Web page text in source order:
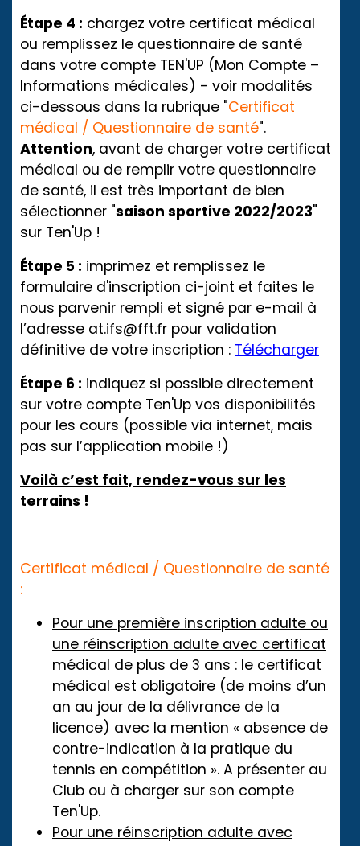
Étape 4 : chargez votre certificat médical
ou remplissez le questionnaire de santé
dans votre compte TEN'UP (Mon Compte –
Informations médicales) - voir modalités
ci-dessous dans la rubrique "Certificat
médical / Questionnaire de santé".
Attention, avant de charger votre certificat
médical ou de remplir votre questionnaire
de santé, il est très important de bien
sélectionner "saison sportive 2022/2023"
sur Ten'Up !
Étape 5 : imprimez et remplissez le
formulaire d'inscription ci-joint et faites le
nous parvenir rempli et signé par e-mail à
l’adresse at.ifs@fft.fr pour validation
définitive de votre inscription : Télécharger
Étape 6 : indiquez si possible directement
sur votre compte Ten'Up vos disponibilités
pour les cours (possible via internet, mais
pas sur l’application mobile !)
Voilà c’est fait, rendez-vous sur les
terrains !
Certificat médical / Questionnaire de santé
:
Pour une première inscription adulte ou
une réinscription adulte avec certificat
médical de plus de 3 ans : le certificat
médical est obligatoire (de moins d’un
an au jour de la délivrance de la
licence) avec la mention « absence de
contre-indication à la pratique du
tennis en compétition ». A présenter au
Club ou à charger sur son compte
Ten'Up.
Pour une réinscription adulte avec